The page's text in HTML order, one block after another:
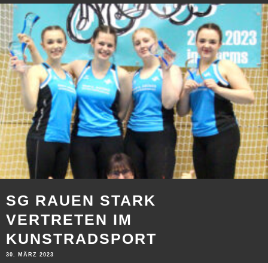
SG RAUEN STARK
VERTRETEN IM
KUNSTRADSPORT
30. MÄRZ 2023